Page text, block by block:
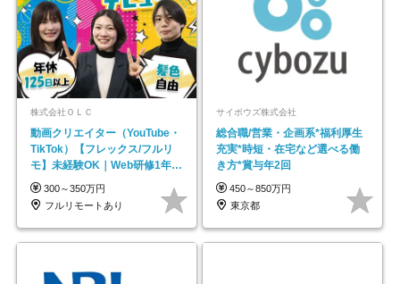
株式会社ＯＬＣ
動画クリエイター（YouTube・
TikTok）【フレックス/フルリ
モ】未経験OK｜Web研修1年間
｜副業OK
300～350万円
フルリモートあり
サイボウズ株式会社
総合職/営業・企画系*福利厚生
充実*時短・在宅など選べる働
き方*賞与年2回
450～850万円
東京都